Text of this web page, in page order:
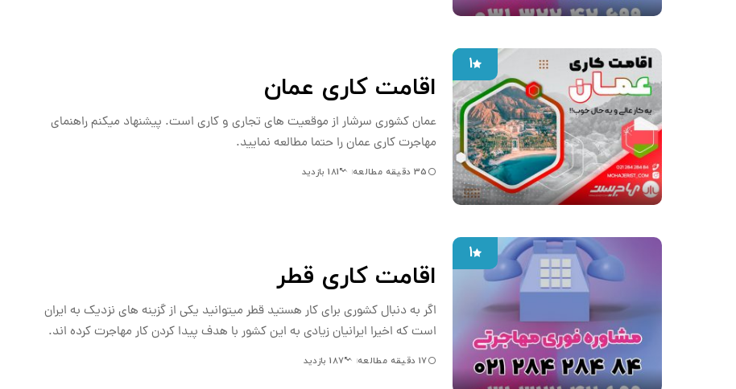
1
اقامت کاری عمان
عمان کشوری سرشار از موقعیت های تجاری و کاری است. پیشنهاد میکنم راهنمای
مهاجرت کاری عمان را حتما مطالعه نمایید.
35 دقیقه مطالعه 181 بازدید
1
اقامت کاری قطر
اگر به دنبال کشوری برای کار هستید قطر میتوانید یکی از گزینه های نزدیک به ایران
است که اخیرا ایرانیان زیادی به این کشور با هدف پیدا کردن کار مهاجرت کرده اند.
17 دقیقه مطالعه 187 بازدید